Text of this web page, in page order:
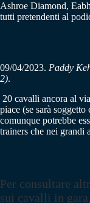
Ashroe Diamond,
tutti pretendenti al
09/04/2023. Paddy
2).
20 cavalli ancora al
piace (se sarà
comunque potrebbe
trainers che nei grandi
Per consultare
sui cavalli in